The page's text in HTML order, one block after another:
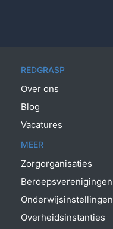
REDGRASP
Over ons
Blog
Vacatures
MEER
Zorgorganisaties
Beroepsverenigingen
Onderwijsinstellingen
Overheidsinstanties